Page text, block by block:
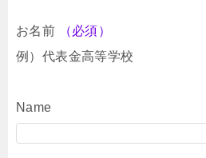
お名前
（必須）
例）代表金高等学校
Name